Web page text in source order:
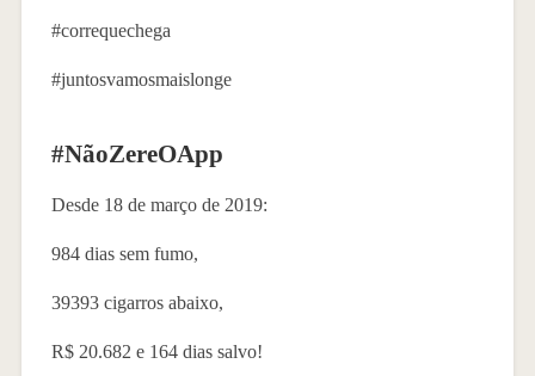
#correquechega
#juntosvamosmaislonge
#NãoZereOApp
Desde 18 de março de 2019:
984 dias sem fumo,
39393 cigarros abaixo,
R$ 20.682 e 164 dias salvo!